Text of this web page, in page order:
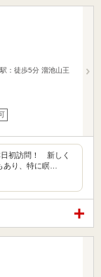
：徒歩5分 溜池山王
日初訪問！ 新しく
あり、特に瞑…